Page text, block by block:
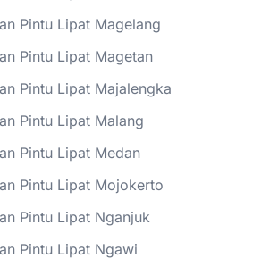
Pintu Lipat Magelang
Pintu Lipat Magetan
Pintu Lipat Majalengka
Pintu Lipat Malang
Pintu Lipat Medan
Pintu Lipat Mojokerto
Pintu Lipat Nganjuk
Pintu Lipat Ngawi